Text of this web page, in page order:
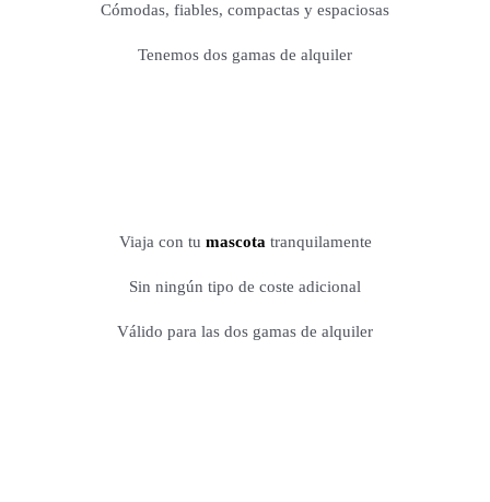
Cómodas, fiables, compactas y espaciosas
Tenemos dos gamas de alquiler
Viaja con tu mascota tranquilamente
Sin ningún tipo de coste adicional
Válido para las dos gamas de alquiler